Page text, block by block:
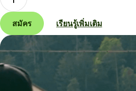
สมัคร เรียนรู้เพิ่มเติม